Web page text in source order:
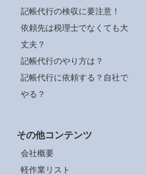
記帳代行の検収に要注意！
依頼先は税理士でなくても大
丈夫？
記帳代行のやり方は？
記帳代行に依頼する？自社で
やる？
その他コンテンツ
会社概要
軽作業リスト